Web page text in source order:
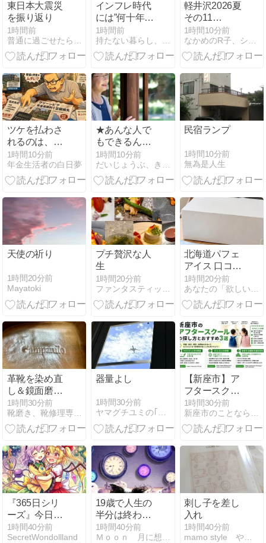
東日本大震災
を振り返り
1時間前
インフレ時代
には”何十年と
使い続けられ
るもの”が重宝
していく。
1時間前
軽井沢2026夏
その11
TSURUYA
1時間10分前
ツケを払わさ
れるのは、い
つも国民 【後
編】
1時間10分前
年金生活者の白日夢
★あんな人で
もできるんだ
から
1時間10分前
民宿ランプ
1時間10分前
無為是人生
天使の祈り
1時間20分前
Mayatoki
プチ贅沢な人
生
1時間20分前
北海道パフェ
アイス 口コ
ミ・評判は
「見た目だ
け」？826件
メリットと夏
ギフトの選び
方
1時間20分前
革靴を染め直
し＆鏡面磨き
｜色あせたイ
タリア靴に鮮
やかな色彩と
ーションを取
り戻す、劇的
ビフォーアフ
ター
1時間30分前
靴磨き、靴修理専門店『グラサージュ30』
器量よし
1時間30分前
ヤマグチユミの｢人生はこれから｣断捨離トレーナー
【新座市】ア
フタースクー
ル3選｜送
迎・料金・学
びの内容を比
1時間30分前
新座市のことなら『ニイザノオト』
『365日シリ
ーズ』今日は
ハグの日
1時間40分前
SecretWondollland
19歳で人生の
半分は終わる
らしい(-_-;)
1時間40分前
Ｍｏｏｎ 月に想いを・・
刺し子を差し
入れ
1時間40分前
mamo style やっぱり地味暮らし。